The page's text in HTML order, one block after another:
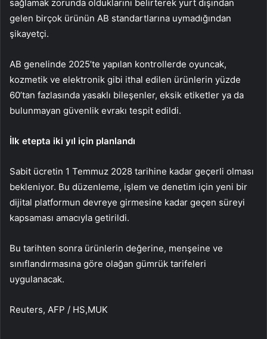
sağlamak zorunda olduklarını belirterek yurt dışından
gelen birçok ürünün AB standartlarına uymadığından
şikayetçi.
AB genelinde 2025’te yapılan kontrollerde oyuncak,
kozmetik ve elektronik gibi ithal edilen ürünlerin yüzde
60’tan fazlasında yasaklı bileşenler, eksik etiketler ya da
bulunmayan güvenlik evrakı tespit edildi.
İlk etepta iki yıl için planlandı
Sabit ücretin 1 Temmuz 2028 tarihine kadar geçerli olması
bekleniyor. Bu düzenleme, işlem ve denetim için yeni bir
dijital platformun devreye girmesine kadar geçen süreyi
kapsaması amacıyla getirildi.
Bu tarihten sonra ürünlerin değerine, menşeine ve
sınıflandırmasına göre olağan gümrük tarifeleri
uygulanacak.
Reuters, AFP / HS,MUK